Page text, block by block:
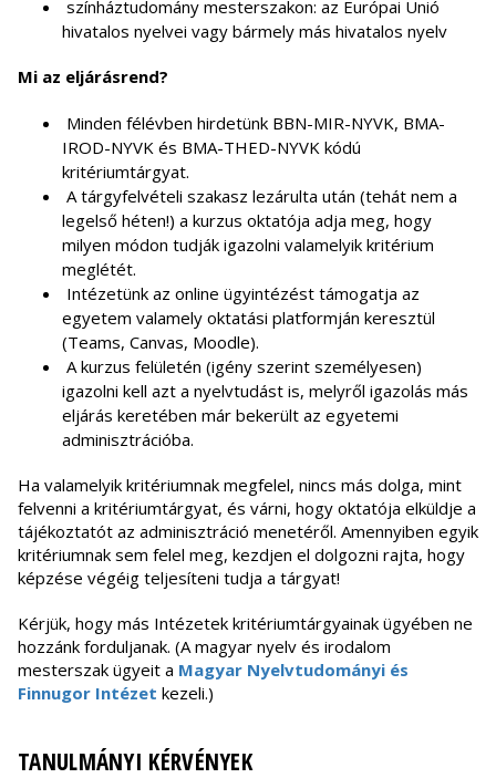
színháztudomány mesterszakon: az Európai Unió
hivatalos nyelvei vagy bármely más hivatalos nyelv
Mi az eljárásrend?
Minden félévben hirdetünk BBN-MIR-NYVK, BMA-
IROD-NYVK és BMA-THED-NYVK kódú
kritériumtárgyat.
A tárgyfelvételi szakasz lezárulta után (tehát nem a
legelső héten!) a kurzus oktatója adja meg, hogy
milyen módon tudják igazolni valamelyik kritérium
meglétét.
Intézetünk az online ügyintézést támogatja az
egyetem valamely oktatási platformján keresztül
(Teams, Canvas, Moodle).
A kurzus felületén (igény szerint személyesen)
igazolni kell azt a nyelvtudást is, melyről igazolás más
eljárás keretében már bekerült az egyetemi
adminisztrációba.
Ha valamelyik kritériumnak megfelel, nincs más dolga, mint
felvenni a kritériumtárgyat, és várni, hogy oktatója elküldje a
tájékoztatót az adminisztráció menetéről. Amennyiben egyik
kritériumnak sem felel meg, kezdjen el dolgozni rajta, hogy
képzése végéig teljesíteni tudja a tárgyat!
Kérjük, hogy más Intézetek kritériumtárgyainak ügyében ne
hozzánk forduljanak. (A magyar nyelv és irodalom
mesterszak ügyeit a Magyar Nyelvtudományi és
Finnugor Intézet kezeli.)
TANULMÁNYI KÉRVÉNYEK